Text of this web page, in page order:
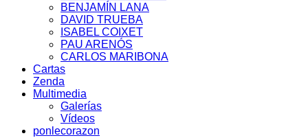
BENJAMÍN LANA
DAVID TRUEBA
ISABEL COIXET
PAU ARENÓS
CARLOS MARIBONA
Cartas
Zenda
Multimedia
Galerías
Vídeos
ponlecorazon